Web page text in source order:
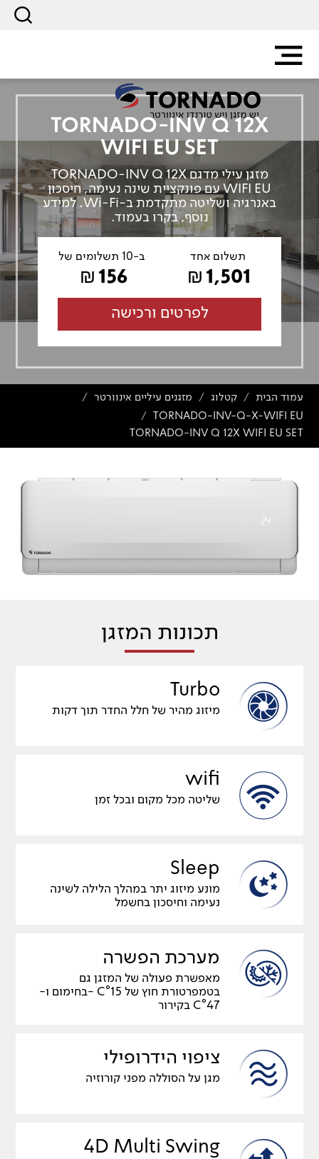
TORNADO-INV Q 12X
WIFI EU SET
מזגן עילי מדגם TORNADO-INV Q 12X
WIFI EU עם פונקציית שינה נעימה, חיסכון
באנרגיה ושליטה מתקדמת ב-Wi-Fi. למידע
נוסף, בקרו בעמוד.
תשלום אחד
₪ 1,501
ב-10 תשלומים של
₪ 156
לפרטים ורכישה
עמוד הבית / קטלוג / מזגנים עיליים אינוורטר /
TORNADO-INV-Q-X-WIFI EU
/
TORNADO-INV Q 12X WIFI EU SET
תכונות המזגן
Turbo
מיזוג מהיר של חלל החדר תוך דקות
wifi
שליטה מכל מקום ובכל זמן
Sleep
מונע מיזוג יתר במהלך הלילה לשינה
נעימה וחיסכון בחשמל
מערכת הפשרה
מאפשרת פעולה של המזגן גם
בטמפרטורת חוץ של C°15 -בחימום ו-
C°47 בקירור
ציפוי הידרופילי
מגן על הסוללה מפני קורוזיה
4D Multi Swing